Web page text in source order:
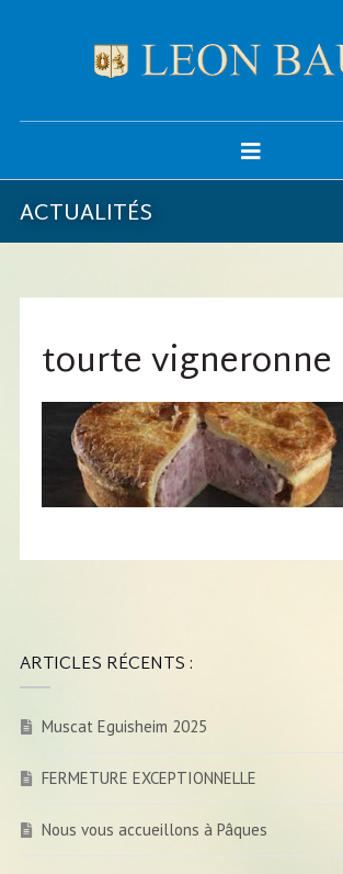
ACTUALITÉS
tourte vigneronne
ARTICLES RÉCENTS :
Muscat Eguisheim 2025
FERMETURE EXCEPTIONNELLE
Nous vous accueillons à Pâques